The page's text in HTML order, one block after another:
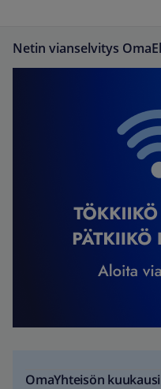
Netin vianselvitys
OmaYhteisön